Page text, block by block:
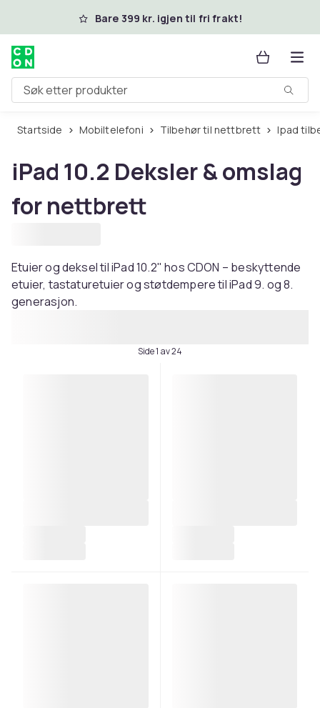
Hopp til hovedinnholdBare 399 kr. igjen til fri frakt!
Søk etter produkter
Startside Mobiltelefoni Tilbehør til nettbrett Ipad
iPad 10.2 Deksler & omslag
for nettbrett
Etuier og deksel til iPad 10.2" hos CDON – beskyttende
etuier, tastaturetuier og støtdempere til iPad 9. og 8.
generasjon.
Side 1 av 24